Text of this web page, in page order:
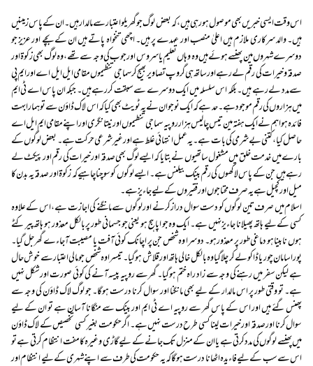
اس وقت ایسی خبریں بھی موصول ہو رہی ہیں، کہ بعض لوگ جو گھریلو اعتبار سے مالدار ہیں۔ ان کے پاس زمینیں
ہیں۔ والد سرکاری ملازم ہیں اعلیٰ منصب اور عہدے پر ہیں۔ اچھی تنخواہ پاتے ہیں ان کے بچے اور عزیز جو
دوسرے شہروں مین پھنسے ہوئے ہیں وہ وہاں تعلیم یا سروس اور جوب کی وجہ سے تھے، وہ لوگ بھی زکوۃ اور
صدقہ و خیرات کی رقم لے رہے اور ساتھ ہی گروپ تصاویر بھیج کر سماجی تنظیموں مقامی ایل ایل اے اور ایم پی
سے مدد لے رہے ہیں۔ بلکہ اس سلسلہ میں ایک دوسرے سے سبقت کر رہے ہیں۔ جبکہ ان پاس اے ٹی ایم
میں ہزاروں کی رقم موجود ہے۔حد ہے کہ ایک نوجوان نے یہ ٹویٹ بھی کیا کہ اس لاک ڈاؤن سے تو ہمارا بہت
فائدہ ہوا ہم نے ایک ہفتہ مین تیس چالیس ہزار روپیہ سماجی تنطیموں اور نیتا نگری اور اپنے مقامی ایم ایل اے
حاصل کیا ، کتنی بے شرمی کی بات ہے ۔ یہ عمل انتہائی غلط ہےاور غیر شرعی حرکت ہے۔ بعض لوگوں کے
بارے میں خدمت خلق میں مشغول ساتھیوں نے بتایا کہ ایسے لوگ بھی صدقہ اور خیرات کی رقم اور پیکٹ لے
رہے ہیں جن کے پاس لاکھوں کی رقم بینک بیلنس ہے۔ ایسے لوگوں کو سوچنا چاہیےکہ زکوۃ اور صدقہ یہ بدن کا
میل اور کچیل ہے یہ صرف محتاجوں اور فقیروں کے لیے جاءیز ہے ۔
اسلام میں صرف تین لوگوں کو دست سوال دراز کرنے اور لوگوں سے مانگنے کی اجازت ہے، اس کے علاوہ
کسی کے لیے ہاتھ پھیلانا جاءیز نہیں ہے۔ ایک وہ جو اپاہج ہو یعنی جو جسمانی طور پر بالکل معذور ہو ہاتھ پیر کٹے
ہوں نابینا ہو دماغی طور پر معذور ہو۔ دوسرا وہ شخص جن پر اچانک کوئی آفت یا مصیبت آجاءے گھر جل گیا۔
پورا سامان چور یا ڈاکو لے کر چلا گیا وہ بالکل خالی ہاتھ اور قلاش ہوگیا۔ تیسرا وہ شخص جو مالی اعتبار سے خوش حال
ہے لیکن سفر میں رہنے کی وجہ سے زاد راہ ختم ہوگیا۔ گھر سے روپیہ پیسہ آنے کی کوئی صورت اور شکل نہیں
ہے۔ تو وقتی طور پر اس مالدار کے لیے بھی مانگنا اور سوال کرنا درست ہوگا۔ جو لوگ لاک ڈاؤن کی وجہ سے
پھنس گئے ہیں اور اس کے پاس گھر سے روپیہ اے ٹی ایم اور بینک سے منگانا آسان ہے تو ان کے لیے
سوال کرنا اور صدقہ اور خیرات لینا کسی طرح درست نہیں ہے۔ اگر حکومت بغیر کسی تخصیص کے لاک ڈاؤن
میں پھنسے لوگوں کی مدد کرتی ہے یا ان کے منزل تک جانے کے لیے گاڑی وغیرہ کا مفت انتظام کرتی ہے تو
اس سے سب کے لیے فاءیدہ اٹھانا درست ہوگا کہ یہ حکومت کی طرف سے اپنے شہری کے لیے انتظام اور